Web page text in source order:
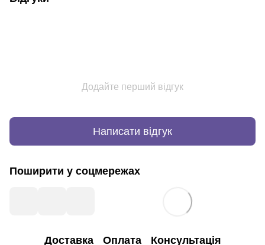
Додайте перший відгук
Написати відгук
Поширити у соцмережах
Доставка Оплата Консультація